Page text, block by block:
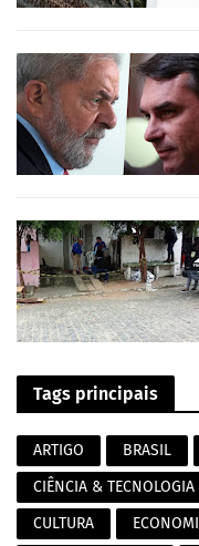
Tags principais
ARTIGO BRASIL
CIÊNCIA & TECNOLOGIA
CULTURA